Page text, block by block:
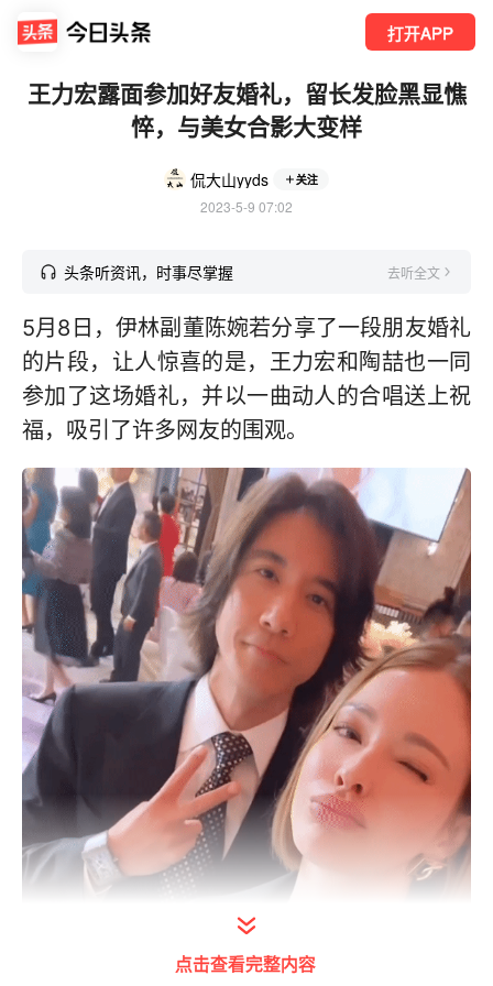
打开APP
王力宏露面参加好友婚礼，留长发脸黑显憔
悴，与美女合影大变样
侃大山yyds 关注
2023-5-9 07:02
头条听资讯，时事尽掌握 去听全文
5月8日，伊林副董陈婉若分享了一段朋友婚礼
的片段，让人惊喜的是，王力宏和陶喆也一同
参加了这场婚礼，并以一曲动人的合唱送上祝
福，吸引了许多网友的围观。
点击查看完整内容